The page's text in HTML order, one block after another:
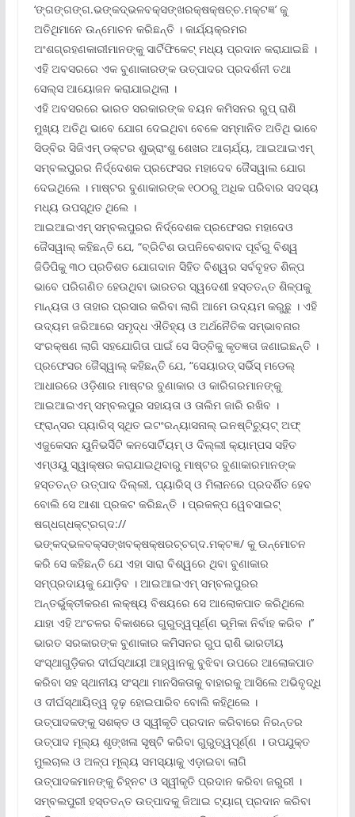
‘ଙ୍ଗଙ୍ଗଙ୍ଗ.ଭଙ୍କଦ୍ଭଳବକ୍ସଙ୍ଖରକ୍ଷକ୍ଷଚ୍ଚ.ମକ୍ଟଜ୍ଞ’ କୁ
ଅତିଥିମାନେ ଉନ୍ମୋଚନ କରିଛନ୍ତି । କାର୍ଯ୍ୟକ୍ରମର
ଅଂଶଗ୍ରହଣକାରୀମାନଙ୍କୁ ସାର୍ଟିଫିକେଟ୍ ମଧ୍ୟ ପ୍ରଦାନ କରାଯାଇଛି ।
ଏହି ଅବସରରେ ଏକ ବୁଣାକାରଙ୍କ ଉତ୍ପାଦର ପ୍ରଦର୍ଶନୀ ତଥା
ସେଲ୍‌ସ ଆୟୋଜନ କରାଯାଇଥିଲା ।
ଏହି ଅବସରରେ ଭାରତ ସରକାରଙ୍କ ବୟନ କମିସନର ରୁପ୍ ରାଶି
ମୁଖ୍ୟ ଅତିଥି ଭାବେ ଯୋଗ ଦେଇଥିବା ବେଳେ ସମ୍ମାନିତ ଅତିଥି ଭାବେ
ସିଡ୍‌ବିର ସିଜିଏମ୍ ଡକ୍ଟର ଶୁଭ୍ରାଂଶୁ ଶେଖର ଆଚାର୍ଯ୍ୟ, ଆଇଆଇଏମ୍
ସମ୍ବଲପୁରର ନିର୍ଦ୍ଦେଶକ ପ୍ରଫେସର ମହାଦେବ ଜୈସୱାଲ ଯୋଗ
ଦେଇଥିଲେ । ମାଷ୍ଟର ବୁଣାକାରଙ୍କ ୧୦୦ରୁ ଅଧିକ ପରିବାର ସଦସ୍ୟ
ମଧ୍ୟ ଉପସ୍ଥିତ ଥିଲେ ।
ଆଇଆଇଏମ୍ ସମ୍ବଲପୁରର ନିର୍ଦ୍ଦେଶକ ପ୍ରଫେସର ମହାଦେଓ
ଜୈସୱାଲ୍ କହିଛନ୍ତି ଯେ, “ବ୍ରିଟିଶ ଉପନିବେଶବାଦ ପୂର୍ବରୁ ବିଶ୍ୱ
ଜିଡିପିକୁ ୩୦ ପ୍ରତିଶତ ଯୋଗଦାନ ସିହିତ ବିଶ୍ୱର ସର୍ବବୃହତ ଶିଳ୍ପ
ଭାବେ ପରିଗଣିତ ହେଉଥିବା ଭାରତର ସ୍ୱଦେଶୀ ହସ୍ତତନ୍ତ ଶିଳ୍ପକୁ
ମାନ୍ୟତା ଓ ତାହାର ପ୍ରସାର କରିବା ଲାଗି ଆମେ ଉଦ୍ୟମ କରୁଛୁ । ଏହି
ଉଦ୍ୟମ ଜରିଆରେ ସମୃଦ୍ଧ ଐତିହ୍ୟ ଓ ଅର୍ଥନୈତିକ ସମ୍ଭାବନାର
ସଂରକ୍ଷଣ ଲାଗି ସହଯୋଗିତା ପାଇଁ ସେ ସିଡ୍‌ବିକୁ କୃତଜ୍ଞତା ଜଣାଇଛନ୍ତି ।
ପ୍ରଫେସର ଜୈସ୍‌ୱାଲ୍ କହିଛନ୍ତି ଯେ, “ସେୟାରଡ୍ ସର୍ଭିସ୍ ମଡେଲ୍
ଆଧାରରେ ଓଡ଼ିଶାର ମାଷ୍ଟର ବୁଣାକାର ଓ କାରିଗରମାନଙ୍କୁ
ଆଇଆଇଏମ୍ ସମ୍ବଲପୁର ସହାୟତା ଓ ତାଲିମ ଜାରି ରଖିବ ।
ଫ୍ରାନ୍‌ସର ପ୍ୟାରିସ୍ ସ୍ଥିତ ଇଟଂରନ୍ୟାସନାଲ୍ ଇନଷ୍ଟିଚ୍ୟୁଟ୍ ଅଫ୍
ଏଜୁକେସନ ୟୁନିଭର୍ସିଟି କନସୋର୍ଟିୟମ୍ ଓ ଦିଲ୍ଲୀ କ୍ୟାମ୍ପସ ସହିତ
ଏମ୍‌ଓୟୁ ସ୍ୱାକ୍ଷର କରାଯାଇଥିବାରୁ ମାଷ୍ଟର ବୁଣାକାରମାନଙ୍କ
ହସ୍ତତନ୍ତ ଉତ୍ପାଦ ଦିଲ୍ଲୀ, ପ୍ୟାରିସ୍ ଓ ମିଲାନରେ ପ୍ରଦର୍ଶିତ ହେବ
ବୋଲି ସେ ଆଶା ପ୍ରକଟ କରିଛନ୍ତି । ପ୍ରକଳ୍ପ ୱେବସାଇଟ୍
ଷଗ୍ଧଗ୍ଧକ୍ଟ୍ରଗ୍ଦ://
ଭଙ୍କଦ୍ଭଳବକ୍ସଙ୍ଖବକ୍ଷକ୍ଷରଚ୍ଚଗ୍ଦ.ମକ୍ଟଜ୍ଞ/ କୁ ଉନ୍ମୋଚନ
କରି ସେ କହିଛନ୍ତି ଯେ ଏହା ସାରା ବିଶ୍ୱରେ ଥିବା ବୁଣାକାର
ସମ୍ପ୍ରଦାୟକୁ ଯୋଡ଼ିବ । ଆଇଆଇଏମ୍ ସମ୍ବଲପୁରର
ଅନ୍ତର୍ଭୁକ୍ତୀକରଣ ଲକ୍ଷ୍ୟ ବିଷୟରେ ସେ ଆଲୋକପାତ କରିଥିଲେ
ଯାହା ଏହି ଅଂଚଳର ବିକାଶରେ ଗୁରୁତ୍ୱପୂର୍ଣ୍ଣ ଭୂମିକା ନିର୍ବାହ କରିବ ।’’
ଭାରତ ସରକାରଙ୍କ ବୁଣାକାର କମିସନର ରୁପ ରାଶି ଭାରତୀୟ
ସଂସ୍ଥାଗୁଡ଼ିକର ଦୀର୍ଘସ୍ଥାୟୀ ଆହ୍ୱାନକୁ ବୁଝିବା ଉପରେ ଆଲୋକପାତ
କରିବା ସହ ସ୍ଥାନୀୟ ସଂସ୍ଥା ମାନସିକତାକୁ ବାହାରକୁ ଆସିଲେ ଅଭିବୃଦ୍ଧି
ଓ ଦୀର୍ଘସ୍ଥାୟିତ୍ୱ ଦୃଢ଼ ହୋଇପାରିବ ବୋଲି କହିଥିଲେ ।
ଉତ୍ପାଦକଙ୍କୁ ସଶକ୍ତ ଓ ସ୍ୱୀକୃତି ପ୍ରଦାନ କରିବାରେ ନିରନ୍ତର
ଉତ୍ପାଦ ମୂଲ୍ୟ ଶୃଙ୍ଖଳା ସୃଷ୍ଟି କରିବା ଗୁରୁତ୍ୱପୂର୍ଣ୍ଣ । ଉପଯୁକ୍ତ
ମୁଲଚାଲ ଓ ଅଳ୍ପ ମୂଲ୍ୟ ସମସ୍ୟାକୁ ଏଡ଼ାଇବା ଲାଗି
ଉତ୍ପାଦକମାନଙ୍କୁ ଚିହ୍ନଟ ଓ ସ୍ୱୀକୃତି ପ୍ରଦାନ କରିବା ଜରୁରୀ ।
ସମ୍ବଲପୁରୀ ହସ୍ତତନ୍ତ ଉତ୍ପାଦକୁ ଜିଆଇ ଟ୍ୟାଗ୍ ପ୍ରଦାନ କରିବା